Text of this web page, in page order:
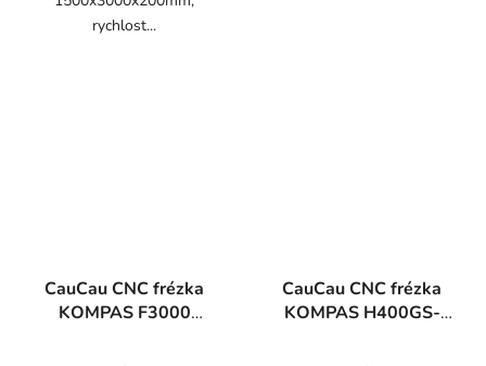
rychlost...
CauCau CNC frézka
KOMPAS F3000
CauCau CNC frézka
KOMPAS H400GS-
(300x400x120mm)